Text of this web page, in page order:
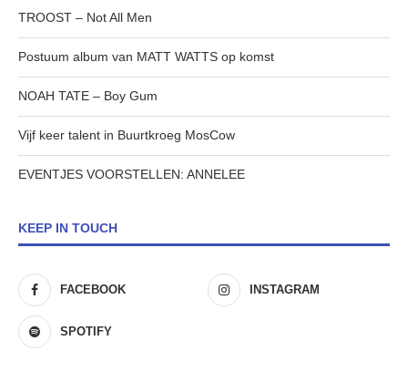
TROOST – Not All Men
Postuum album van MATT WATTS op komst
NOAH TATE – Boy Gum
Vijf keer talent in Buurtkroeg MosCow
EVENTJES VOORSTELLEN: ANNELEE
KEEP IN TOUCH
FACEBOOK INSTAGRAM
SPOTIFY